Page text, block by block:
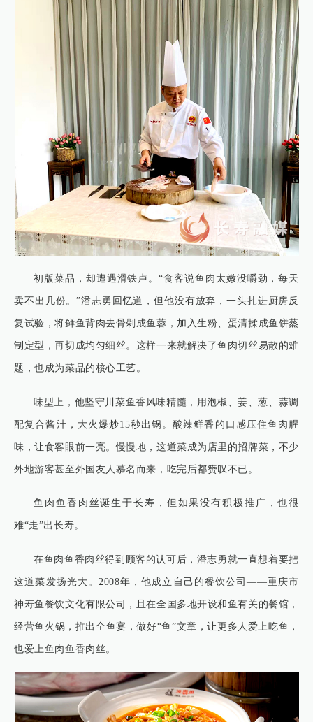
初版菜品，却遭遇滑铁卢。“食客说鱼肉太嫩没嚼劲，每天
卖不出几份。”潘志勇回忆道，但他没有放弃，一头扎进厨房反
复试验，将鲜鱼背肉去骨剁成鱼蓉，加入生粉、蛋清揉成鱼饼蒸
制定型，再切成均匀细丝。这样一来就解决了鱼肉切丝易散的难
题，也成为菜品的核心工艺。
味型上，他坚守川菜鱼香风味精髓，用泡椒、姜、葱、蒜调
配复合酱汁，大火爆炒15秒出锅。酸辣鲜香的口感压住鱼肉腥
味，让食客眼前一亮。慢慢地，这道菜成为店里的招牌菜，不少
外地游客甚至外国友人慕名而来，吃完后都赞叹不已。
鱼肉鱼香肉丝诞生于长寿，但如果没有积极推广，也很
难“走”出长寿。
在鱼肉鱼香肉丝得到顾客的认可后，潘志勇就一直想着要把
这道菜发扬光大。2008年，他成立自己的餐饮公司——重庆市
神寿鱼餐饮文化有限公司，且在全国多地开设和鱼有关的餐馆，
经营鱼火锅，推出全鱼宴，做好“鱼”文章，让更多人爱上吃鱼，
也爱上鱼肉鱼香肉丝。